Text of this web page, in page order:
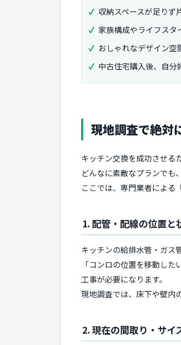
収納スペースが足りず
家族構成やライフスタ
おしゃれなデザイン空
中古住宅購入後、自分
現地調査で絶対
キッチン交換を成功させる
どんなに素敵なプランでも
ここでは、専門業者による
1. 配管・配線の位置と
キッチンの給排水管・ガス
「コンロの位置を移動し
工事が必要になります。
現地調査では、床下や壁内
2. 現在の間取り・サイ